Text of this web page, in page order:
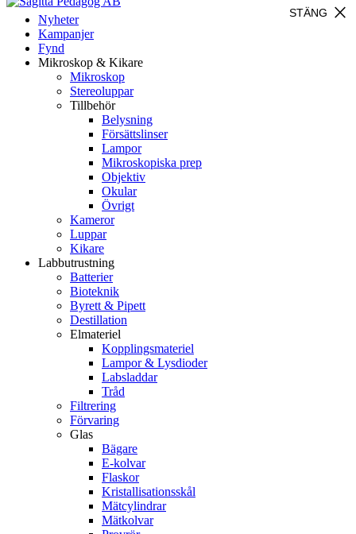
close
STÄNG
Nyheter
Kampanjer
Fynd
Mikroskop & Kikare
Mikroskop
Stereoluppar
Tillbehör
Belysning
Försättslinser
Lampor
Mikroskopiska prep
Objektiv
Okular
Övrigt
Kameror
Luppar
Kikare
Labbutrustning
Batterier
Bioteknik
Byrett & Pipett
Destillation
Elmateriel
Kopplingsmateriel
Lampor & Lysdioder
Labsladdar
Tråd
Filtrering
Förvaring
Glas
Bägare
E-kolvar
Flaskor
Kristallisationsskål
Mätcylindrar
Mätkolvar